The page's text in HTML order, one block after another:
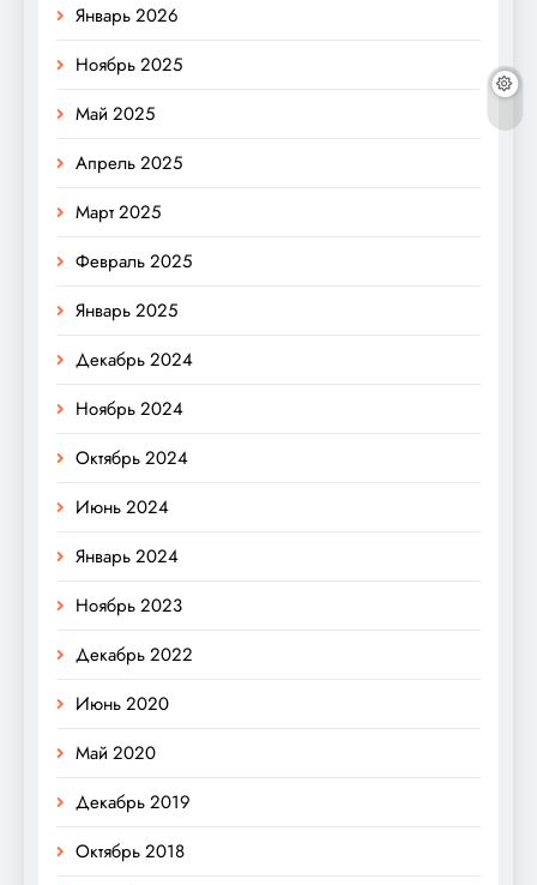
Январь 2026
Ноябрь 2025
Май 2025
Апрель 2025
Март 2025
Февраль 2025
Январь 2025
Декабрь 2024
Ноябрь 2024
Октябрь 2024
Июнь 2024
Январь 2024
Ноябрь 2023
Декабрь 2022
Июнь 2020
Май 2020
Декабрь 2019
Октябрь 2018